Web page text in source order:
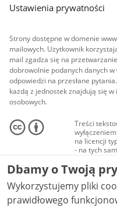
Ustawienia prywatności
Strony dostępne w domenie
mailowych. Użytkownik
mail zgadza się na
dobrowolnie podanych danych
odpowiedzi na przesłane
każdą z jednostek znajdują się
osobowych.
Treści
na licencji
- na tych
Materiały
audio i
Creative
NC-ND 4.0),
Dbamy o Twoją
Wykorzystujemy pliki
prawidłowego